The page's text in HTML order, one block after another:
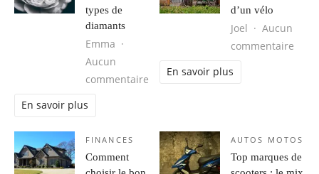
types de
diamants
Emma
Aucun
commentaire sur Tout savoir sur les différents
En savoir plus
d’un vélo
Joel
Aucun
commentaire
En savoir plus
FINANCES
Comment
AUTOS MOTOS
Top marques de